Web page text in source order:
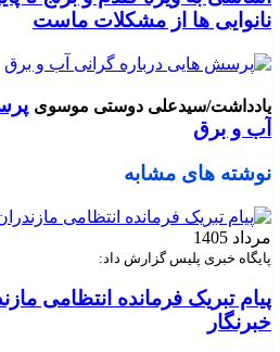
نانوایی ها از مشکلات ماست
یادداشت/سیدعلی دوستی موسوی
آب و برق
نوشته های مشابه
مرداد 1405
پایگاه خبری پلیس گزارش داد:
پیام تبریک فرمانده انتظامی
خبرنگار